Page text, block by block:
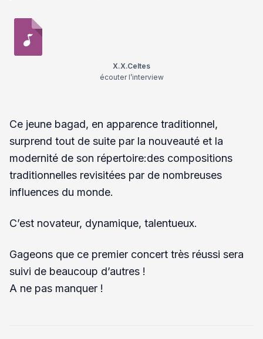
X.X.Celtes
écouter l’interview
Ce jeune bagad, en apparence traditionnel,
surprend tout de suite par la nouveauté et la
modernité de son répertoire:des compositions
traditionnelles revisitées par de nombreuses
influences du monde.
C’est novateur, dynamique, talentueux.
Gageons que ce premier concert très réussi sera
suivi de beaucoup d’autres !
A ne pas manquer !